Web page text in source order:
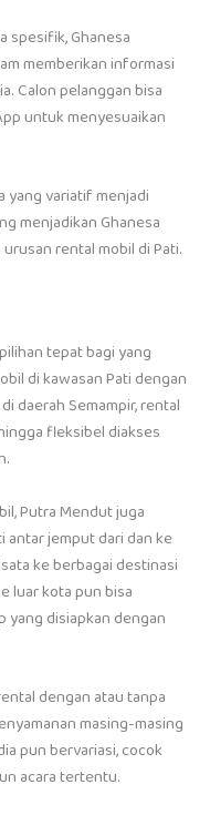
spesifik, Ghanesa
memberikan informasi
Calon pelanggan bisa
untuk menyesuaikan
yang variatif menjadi
menjadikan Ghanesa
rental mobil di Pati.
tepat bagi yang
di kawasan Pati dengan
daerah Semampir, rental
fleksibel diakses
Putra Mendut juga
antar jemput dari dan ke
ke berbagai destinasi
luar kota pun bisa
yang disiapkan dengan
dengan atau tanpa
masing-masing
pun bervariasi, cocok
acara tertentu.